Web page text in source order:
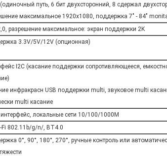
(одиночный путь, 6 бит двухсторонний, 8 сдержал
максимальное 1920x1080, поддержка 7" - 84"
разрешение максимальное: экран поддержки 2K
3.3V/5V/12V (опционная)
I2C (касание поддержки сопротивляющееся,
инфракрасн USB поддержки multi, звуковое multi
multi касание
локальные сети 10/100/1000M
Fi 802.11b/g/n/, BT4.0
0°, 90°, 180°, 270°, ручные контроль или